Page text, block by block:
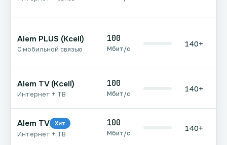
Alem PLUS (Kcell)
С мобильной связью
100
Мбит/с
140+
Alem TV (Kcell)
Интернет + ТВ
100
Мбит/с
140+
Alem TV Хит
Интернет + ТВ
100
Мбит/с
140+